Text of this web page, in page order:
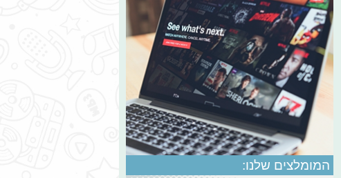
המומלצים שלנו: